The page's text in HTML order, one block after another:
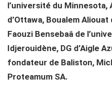
l’université du Minnesota,
d’Ottawa, Boualem
Faouzi Bensebaâ de
Idjerouidène, DG d’Aigle
fondateur de Baliston,
Proteamum SA.